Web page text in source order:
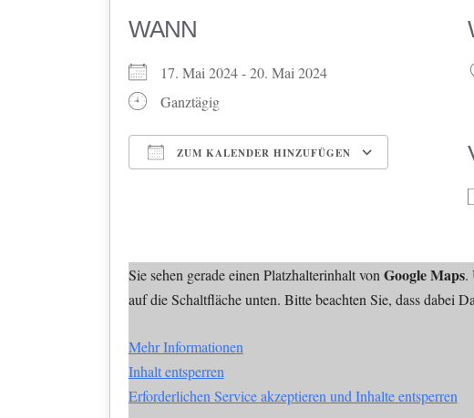
WANN
17. Mai 2024 - 20. Mai 2024
Ganztägig
ZUM KALENDER HINZUFÜGEN
Sie sehen gerade einen Platzhalterinhalt von Google Maps.
auf die Schaltfläche unten. Bitte beachten Sie, dass dabei
Mehr Informationen
Inhalt entsperren
Erforderlichen Service akzeptieren und Inhalte entsperren